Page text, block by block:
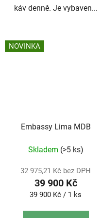
káv denně. Je vybaven...
NOVINKA
Embassy Lima MDB
Skladem (>5 ks)
32 975,21 Kč bez DPH
39 900 Kč
Měrná
39 900 Kč / 1 ks